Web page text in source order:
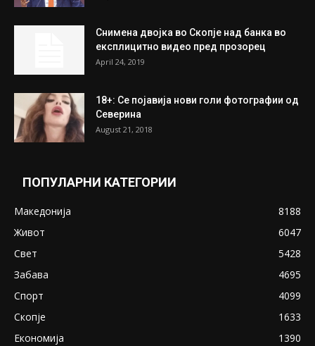
Снимена двојка во Скопје над банка во
експлицитно видео пред прозорец
April 24, 2019
18+: Се појавија нови голи фотографии од
Северина
August 21, 2018
ПОПУЛАРНИ КАТЕГОРИИ
Македонија
8188
Живот
6047
Свет
5428
Забава
4695
Спорт
4099
Скопје
1633
Економија
1390